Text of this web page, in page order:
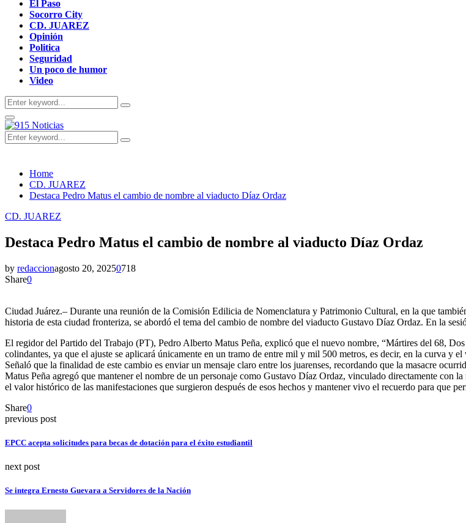
El Paso
Socorro City
CD. JUAREZ
Opinión
Politica
Seguridad
Un poco de humor
Video
Search
for:
Search
Primary
Menu
Search
for:
Search
Home
CD. JUAREZ
Destaca Pedro Matus el cambio de nombre al viaducto Díaz Ordaz
CD. JUAREZ
Destaca Pedro Matus el cambio de nombre al viaducto Díaz Ordaz
by redaccionagosto 20, 20250718
Share0
Ciudad Juárez.– Durante una reunión de la Comisión Edilicia de Nomenclatura y Patrimonio Cultural, en la que
historia de esta ciudad fronteriza, se abordó el tema del cambio de nombre del viaducto Gustavo Díaz Ordaz. En la
El regidor del Partido del Trabajo (PT), Pedro Alberto Matus Peña, explicó que el nuevo nombre, “Mártires del 68,
colindantes, ya que el ajuste se aplicará únicamente en un tramo de entre mil y mil 500 metros, es decir, en la curva y
Señaló que la finalidad de este cambio es enviar un mensaje claro entre los juarenses, recordando que la masacre
Matus Peña agregó que mantener el nombre de un personaje como Gustavo Díaz Ordaz, vinculado directamente con
el valor histórico de las manifestaciones que surgieron después de esos hechos y mantener vivo el recuerdo para que
Share0
previous post
EPCC acepta solicitudes para becas de dotación para el éxito estudiantil
next post
Se integra Ernesto Guevara a Servidores de la Nación